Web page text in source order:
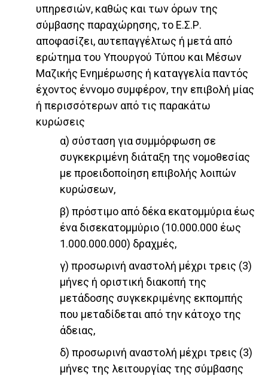
υπηρεσιών, καθώς και των όρων της
σύμβασης παραχώρησης, το Ε.Σ.Ρ.
αποφασίζει, αυτεπαγγέλτως ή μετά από
ερώτημα του Υπουργού Τύπου και Μέσων
Μαζικής Ενημέρωσης ή καταγγελία παντός
έχοντος έννομο συμφέρον, την επιβολή μίας
ή περισσότερων από τις παρακάτω
κυρώσεις
α) σύσταση για συμμόρφωση σε
συγκεκριμένη διάταξη της νομοθεσίας
με προειδοποίηση επιβολής λοιπών
κυρώσεων,
β) πρόστιμο από δέκα εκατομμύρια έως
ένα δισεκατομμύριο (10.000.000 έως
1.000.000.000) δραχμές,
γ) προσωρινή αναστολή μέχρι τρεις (3)
μήνες ή οριστική διακοπή της
μετάδοσης συγκεκριμένης εκπομπής
που μεταδίδεται από την κάτοχο της
άδειας,
δ) προσωρινή αναστολή μέχρι τρεις (3)
μήνες της λειτουργίας της σύμβασης